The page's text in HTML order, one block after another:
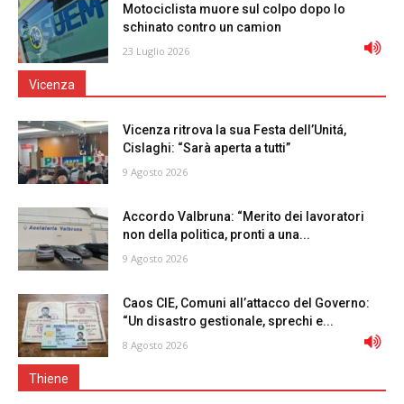
Motociclista muore sul colpo dopo lo
schinato contro un camion
23 Luglio 2026
Vicenza
Vicenza ritrova la sua Festa dell’Unitá,
Cislaghi: “Sarà aperta a tutti”
9 Agosto 2026
Accordo Valbruna: “Merito dei lavoratori
non della politica, pronti a una...
9 Agosto 2026
Caos CIE, Comuni all’attacco del Governo:
“Un disastro gestionale, sprechi e...
8 Agosto 2026
Thiene